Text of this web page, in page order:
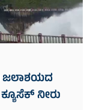
ಜಲಾಶಯದ
ನೀರು